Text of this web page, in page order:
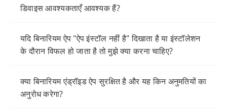
डिवाइस आवश्यकताएँ आवश्यक हैं?
यदि बिनारियम ऐप "ऐप इंस्टॉल नहीं है" दिखाता है या इंस्टॉलेशन
के दौरान विफल हो जाता है तो मुझे क्या करना चाहिए?
क्या बिनारियम एंड्रॉइड ऐप सुरक्षित है और यह किन अनुमतियों का
अनुरोध करेगा?